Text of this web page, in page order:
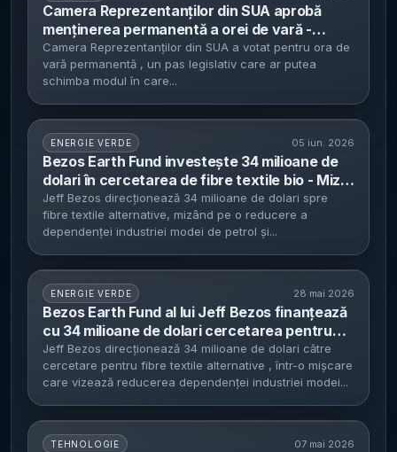
Camera Reprezentanților din SUA aprobă
menținerea permanentă a orei de vară -
proiectul merge la Senat, cu efecte asupra
fusurilor orare și implementării în transporturi
Camera Reprezentanților din SUA a votat pentru ora de
vară permanentă , un pas legislativ care ar putea
schimba modul în care...
ENERGIE VERDE 05 iun. 2026
Bezos Earth Fund investește 34 milioane de
dolari în cercetarea de fibre textile bio - Miza:
înlocuirea bumbacului și poliesterului, dar
producția de masă rămâne dificilă
Jeff Bezos direcționează 34 milioane de dolari spre
fibre textile alternative, mizând pe o reducere a
dependenței industriei modei de petrol și...
ENERGIE VERDE 28 mai 2026
Bezos Earth Fund al lui Jeff Bezos finanțează
cu 34 milioane de dolari cercetarea pentru
fibre textile care să înlocuiască bumbacul și
poliesterul - Materialele din bacterii și deșeuri
agricole ar putea ajunge pe piață în 3–5 ani,
dar scalarea rămâne dificilă
Jeff Bezos direcționează 34 milioane de dolari către
cercetare pentru fibre textile alternative , într-o mișcare
care vizează reducerea dependenței industriei modei...
TEHNOLOGIE 07 mai 2026